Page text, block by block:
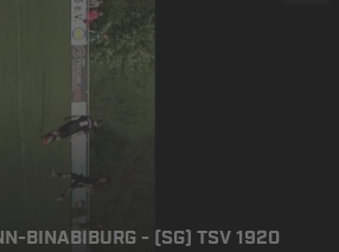
BINABIBURG - (SG) TSV 1920